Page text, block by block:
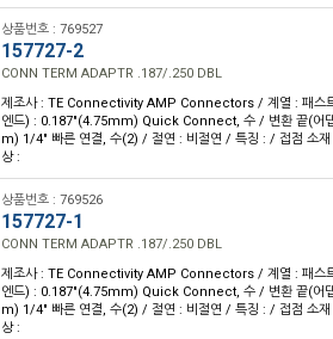
상품번호 : 769527
157727-2
CONN TERM ADAPTR .187/.250 DBL
제조사 : TE Connectivity AMP Connectors / 계열 : 패스
엔드) : 0.187"(4.75mm) Quick Connect, 수 / 변환 끝(어
m) 1/4" 빠른 연결, 수(2) / 절연 : 비절연 / 특징 : / 접점 소
상 :
상품번호 : 769526
157727-1
CONN TERM ADAPTR .187/.250 DBL
제조사 : TE Connectivity AMP Connectors / 계열 : 패스
엔드) : 0.187"(4.75mm) Quick Connect, 수 / 변환 끝(어
m) 1/4" 빠른 연결, 수(2) / 절연 : 비절연 / 특징 : / 접점 소
상 :